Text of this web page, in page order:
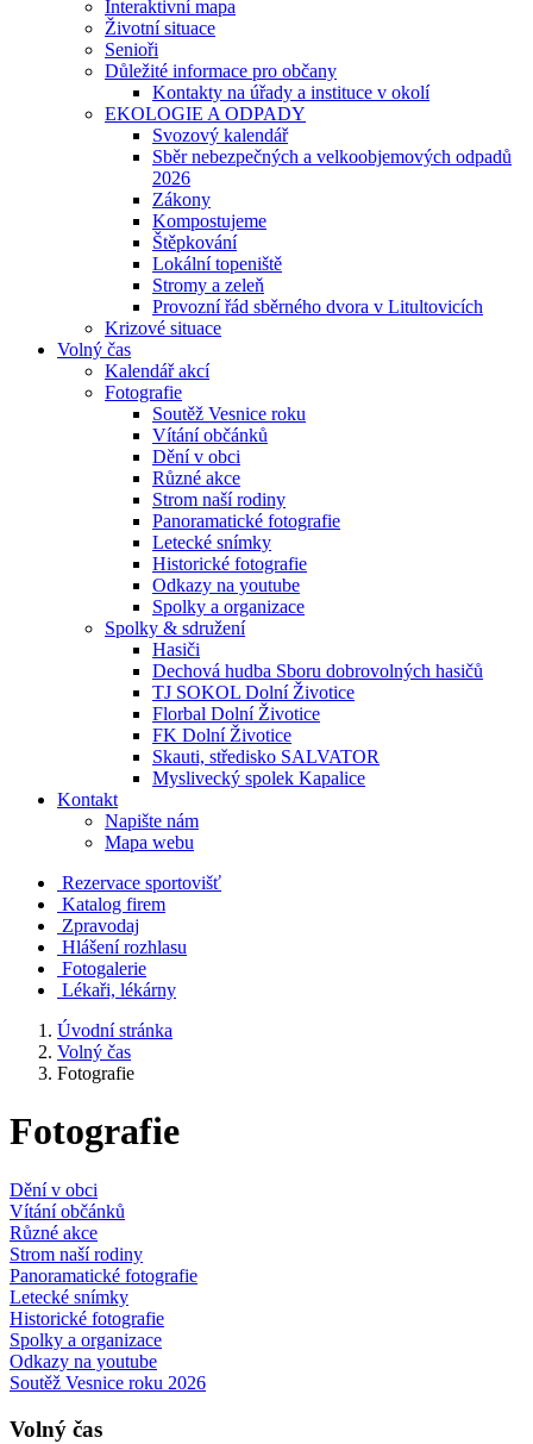
Interaktivní mapa
Životní situace
Senioři
Důležité informace pro občany
Kontakty na úřady a instituce v okolí
EKOLOGIE A ODPADY
Svozový kalendář
Sběr nebezpečných a velkoobjemových odpadů
2026
Zákony
Kompostujeme
Štěpkování
Lokální topeniště
Stromy a zeleň
Provozní řád sběrného dvora v Litultovicích
Krizové situace
Volný čas
Kalendář akcí
Fotografie
Soutěž Vesnice roku
Vítání občánků
Dění v obci
Různé akce
Strom naší rodiny
Panoramatické fotografie
Letecké snímky
Historické fotografie
Odkazy na youtube
Spolky a organizace
Spolky & sdružení
Hasiči
Dechová hudba Sboru dobrovolných hasičů
TJ SOKOL Dolní Životice
Florbal Dolní Životice
FK Dolní Životice
Skauti, středisko SALVATOR
Myslivecký spolek Kapalice
Kontakt
Napište nám
Mapa webu
Rezervace sportovišť
Katalog firem
Zpravodaj
Hlášení rozhlasu
Fotogalerie
Lékaři, lékárny
Úvodní stránka
Volný čas
Fotografie
Fotografie
Dění v obci
Vítání občánků
Různé akce
Strom naší rodiny
Panoramatické fotografie
Letecké snímky
Historické fotografie
Spolky a organizace
Odkazy na youtube
Soutěž Vesnice roku 2026
Volný čas